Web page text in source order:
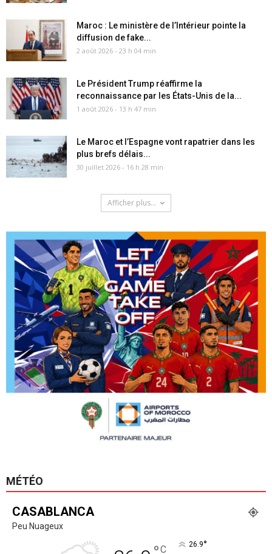
Maroc : Le ministère de l’Intérieur pointe la
diffusion de fake...
2 août 2026 - 23 h 04 min
Le Président Trump réaffirme la
reconnaissance par les États-Unis de la...
1 août 2026 - 13 h 47 min
Le Maroc et l’Espagne vont rapatrier dans les
plus brefs délais...
30 juillet 2026 - 16 h 28 min
Afficher plus...
MÉTÉO
CASABLANCA
Peu Nuageux
C 26.9°